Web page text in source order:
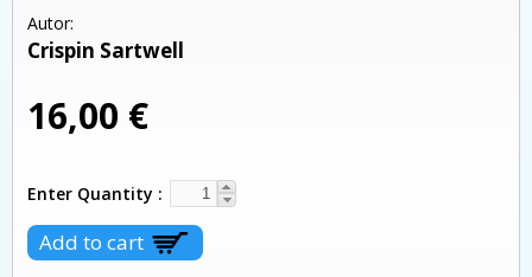
Autor:
Crispin Sartwell
16,00 €
Enter Quantity